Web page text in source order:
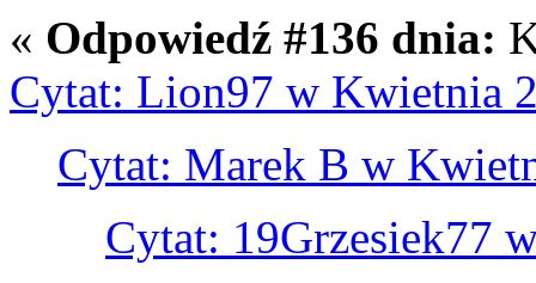
« Odpowiedź #136 dnia:
Cytat: Lion97 w Kwietnia
Cytat: Marek B w
Cytat: 19Grzesiek77